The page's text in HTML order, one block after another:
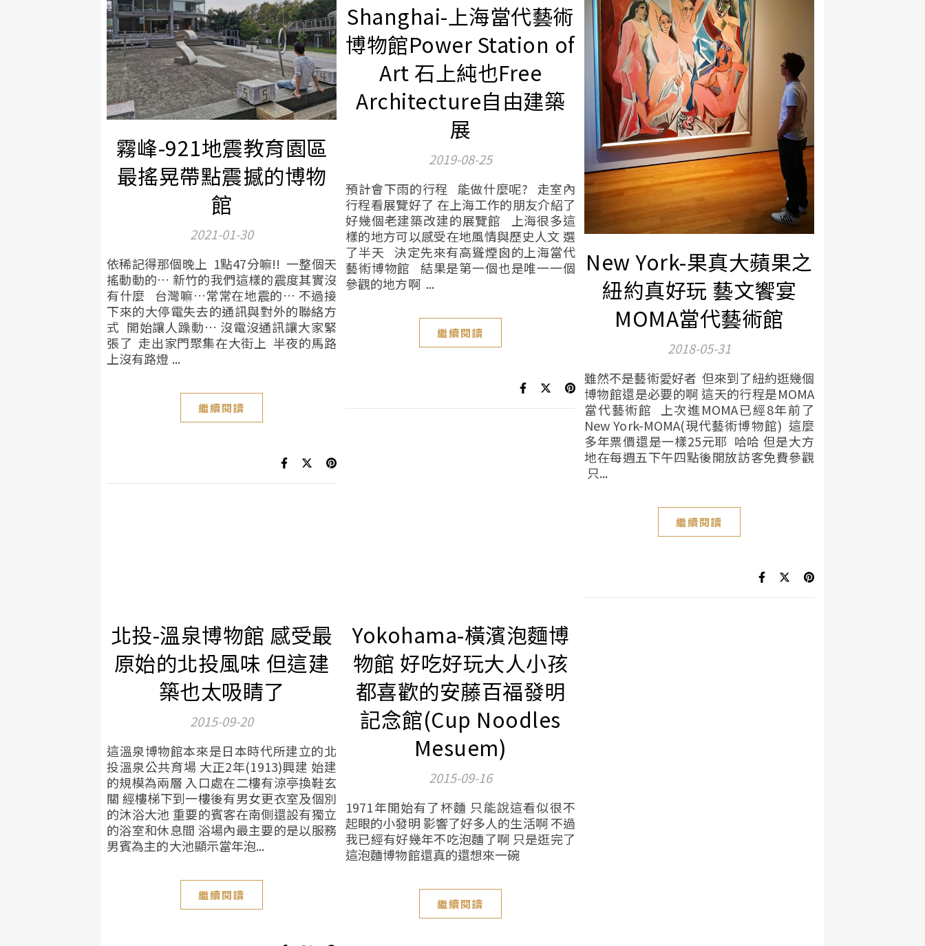
霧峰-921地震教育園區
最搖晃帶點震撼的博物
館
2021-01-30
依稀記得那個晚上 1點47分嘛!! 一整個天
搖動動的… 新竹的我們這樣的震度其實沒
有什麼 台灣嘛…常常在地震的… 不過接
下來的大停電失去的通訊與對外的聯絡方
式 開始讓人躁動… 沒電沒通訊讓大家緊
張了 走出家門聚集在大街上 半夜的馬路
上沒有路燈 ...
繼續閱讀
Shanghai-上海當代藝術
博物館Power Station of
Art 石上純也Free
Architecture自由建築
展
2019-08-25
預計會下雨的行程 能做什麼呢? 走室內
行程看展覽好了 在上海工作的朋友介紹了
好幾個老建築改建的展覽館 上海很多這
樣的地方可以感受在地風情與歷史人文 選
了半天 決定先來有高聳煙囪的上海當代
藝術博物館 結果是第一個也是唯一一個
參觀的地方啊 ...
繼續閱讀
New York-果真大蘋果之
紐約真好玩 藝文饗宴
MOMA當代藝術館
2018-05-31
雖然不是藝術愛好者 但來到了紐約逛幾個
博物館還是必要的啊 這天的行程是MOMA
當代藝術館 上次進MOMA已經8年前了
New York-MOMA(現代藝術博物館) 這麼
多年票價還是一樣25元耶 哈哈 但是大方
地在每週五下午四點後開放訪客免費參觀
只...
繼續閱讀
北投-溫泉博物館 感受最
原始的北投風味 但這建
築也太吸睛了
2015-09-20
這溫泉博物館本來是日本時代所建立的北
投溫泉公共育場 大正2年(1913)興建 始建
的規模為兩層 入口處在二樓有涼亭換鞋玄
關 經樓梯下到一樓後有男女更衣室及個別
的沐浴大池 重要的賓客在南側還設有獨立
的浴室和休息間 浴場內最主要的是以服務
男賓為主的大池顯示當年泡...
繼續閱讀
Yokohama-橫濱泡麵博
物館 好吃好玩大人小孩
都喜歡的安藤百福發明
記念館(Cup Noodles
Mesuem)
2015-09-16
1971年開始有了杯麵 只能說這看似很不
起眼的小發明 影響了好多人的生活啊 不過
我已經有好幾年不吃泡麵了啊 只是逛完了
這泡麵博物館還真的還想來一碗
繼續閱讀